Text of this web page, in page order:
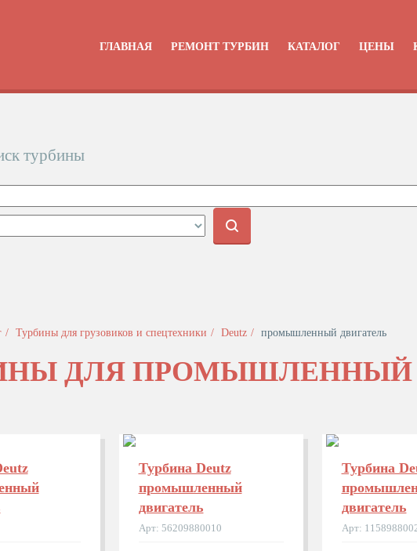
ГЛАВНАЯ РЕМОНТ ТУРБИН КАТАЛОГ ЦЕНЫ
турбины
Турбины для грузовиков и спецтехники Deutz промышленный двигатель
ДЛЯ ПРОМЫШЛЕННЫЙ
Турбина Deutz
промышленный
двигатель
Арт: 56209880010
Турбина
двигатель
Арт: